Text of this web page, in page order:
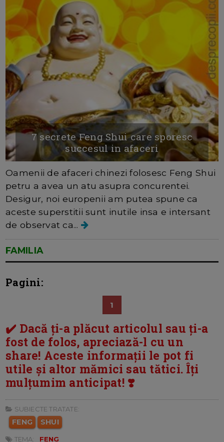
7 secrete Feng Shui care sporesc
succesul in afaceri
Oamenii de afaceri chinezi folosesc Feng Shui
petru a avea un atu asupra concurentei.
Desigur, noi europenii am putea spune ca
aceste superstitii sunt inutile insa e intersant
de observat ca...
FAMILIA
Pagini:
1
✔️ Dacă ți-a plăcut articolul sau ți-a
fost de folos, apreciază-l cu un
share! Aceste informații le pot fi
utile și altor mămici sau tătici. Îți
mulțumim anticipat! ❣️
SUBIECTE TRATATE:
FENG SHUI
TEMA:
FENG